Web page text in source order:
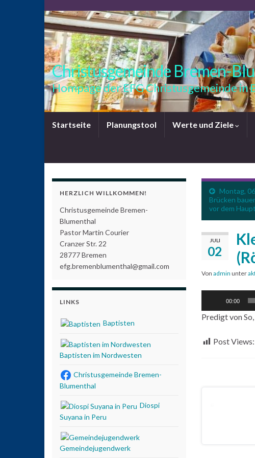
Christusgemeinde Bremen-
Hompage der EFG Christusgemeinde in
Startseite Planungstool Werte und Ziele
Montag,
Brücken
vor dem
JULI
02
Von admin unter
00:00
Predigt von
Post Views:
HERZLICH WILLKOMMEN!
Christusgemeinde Bremen-
Blumenthal
Pastor Martin Courier
Cranzer Str. 22
28777 Bremen
efg.bremenblumenthal@gmail.com
LINKS
Baptisten
Baptisten im Nordwesten
Christusgemeinde Bremen-
Blumenthal
Diospi
Suyana in Peru
Gemeindejugendwerk